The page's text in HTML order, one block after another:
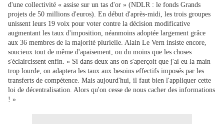
d'une collectivité « assise sur un tas d'or » (NDLR : le fonds Grands
projets de 50 millions d'euros). En début d'après-midi, les trois groupes
unissent leurs 19 voix pour voter contre la décision modificative
augmentant les taux d'imposition, néanmoins adoptée largement grâce
aux 36 membres de la majorité plurielle. Alain Le Vern insiste encore,
soucieux tout de même d'apaisement, ou du moins que les choses
s'éclaircissent enfin. « Si dans deux ans on s'aperçoit que j'ai eu la main
trop lourde, on adaptera les taux aux besoins effectifs imposés par les
transferts de compétence. Mais aujourd'hui, il faut bien l'appliquer cette
loi de décentralisation. Alors qu'on cesse de nous cacher des informations
! »